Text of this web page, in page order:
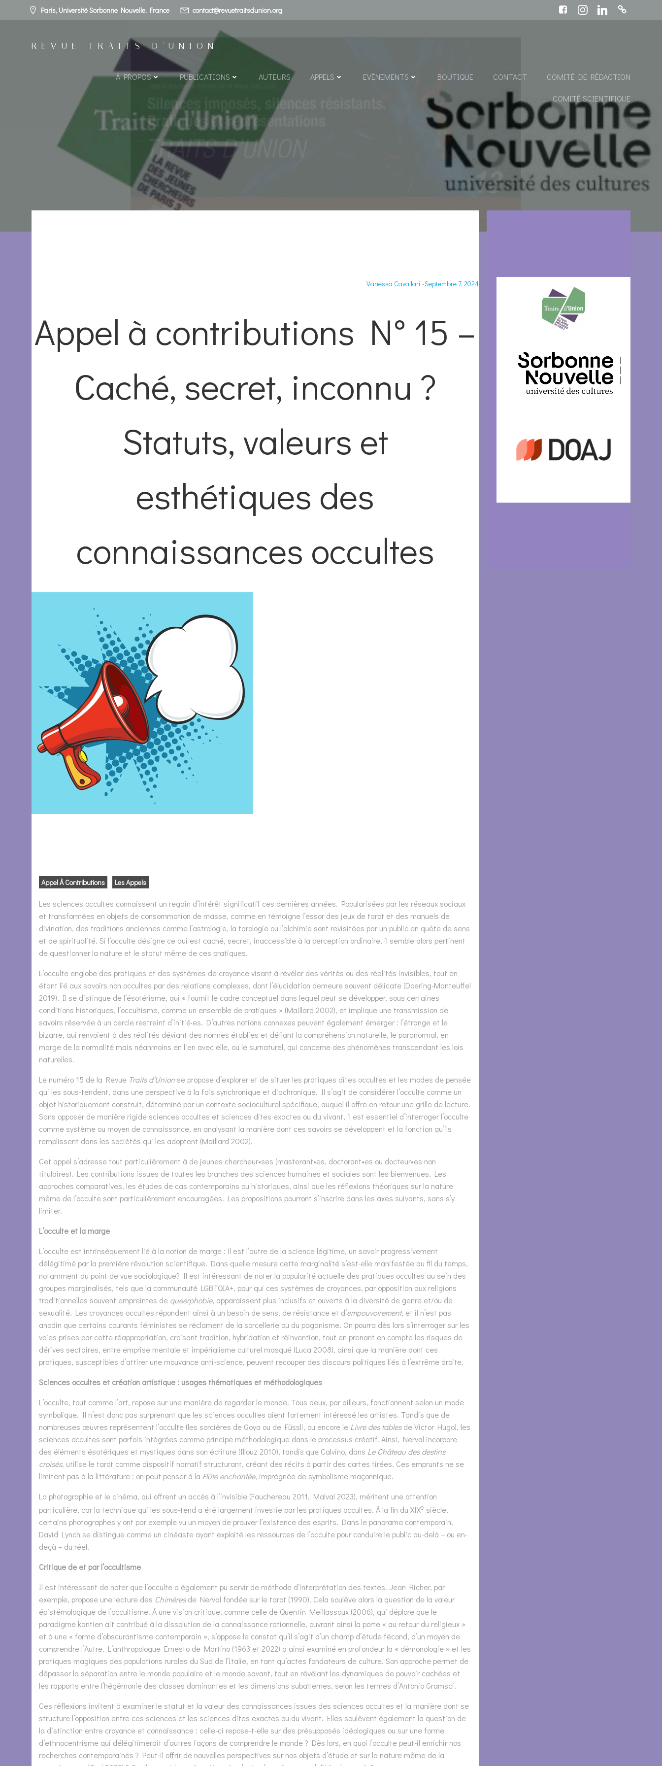
Paris, Université Sorbonne Nouvelle, France contact@revuetraitsdunion.org
REVUE TRAITS D'UNION
À PROPOS PUBLICATIONS AUTEURS APPELS EVÉNEMENTS BOUTIQUE CONTACT COMITÉ DE RÉDACTION
COMITÉ SCIENTIFIQUE
Vanessa Cavallari -Septembre 7, 2024
Appel à contributions N° 15 –
Caché, secret, inconnu ?
Statuts, valeurs et
esthétiques des
connaissances occultes
Appel À Contributions Les Appels
Les sciences occultes connaissent un regain d’intérêt significatif ces dernières années. Popularisées par les réseaux sociaux
et transformées en objets de consommation de masse, comme en témoigne l’essor des jeux de tarot et des manuels de
divination, des traditions anciennes comme l’astrologie, la tarologie ou l’alchimie sont revisitées par un public en quête de sens
et de spiritualité. Si l’occulte désigne ce qui est caché, secret, inaccessible à la perception ordinaire, il semble alors pertinent
de questionner la nature et le statut même de ces pratiques.
L’occulte englobe des pratiques et des systèmes de croyance visant à révéler des vérités ou des réalités invisibles, tout en
étant lié aux savoirs non occultes par des relations complexes, dont l’élucidation demeure souvent délicate (Doering-Manteuffel
2019). Il se distingue de l’ésotérisme, qui « fournit le cadre conceptuel dans lequel peut se développer, sous certaines
conditions historiques, l’occultisme, comme un ensemble de pratiques » (Maillard 2002), et implique une transmission de
savoirs réservée à un cercle restreint d’initié·es. D’autres notions connexes peuvent également émerger : l’étrange et le
bizarre, qui renvoient à des réalités déviant des normes établies et défiant la compréhension naturelle, le paranormal, en
marge de la normalité mais néanmoins en lien avec elle, ou le surnaturel, qui concerne des phénomènes transcendant les lois
naturelles.
Le numéro 15 de la Revue Traits d’Unionse propose d’explorer et de situer les pratiques dites occultes et les modes de pensée
qui les sous-tendent, dans une perspective à la fois synchronique et diachronique. Il s’agit de considérer l’occulte comme un
objet historiquement construit, déterminé par un contexte socioculturel spécifique, auquel il offre en retour une grille de lecture.
Sans opposer de manière rigide sciences occultes et sciences dites exactes ou du vivant, il est essentiel d’interroger l’occulte
comme système ou moyen de connaissance, en analysant la manière dont ces savoirs se développent et la fonction qu’ils
remplissent dans les sociétés qui les adoptent (Maillard 2002).
Cet appel s’adresse tout particulièrement à de jeunes chercheur•ses (masterant•es, doctorant•es ou docteur•es non
titulaires). Les contributions issues de toutes les branches des sciences humaines et sociales sont les bienvenues. Les
approches comparatives, les études de cas contemporains ou historiques, ainsi que les réflexions théoriques sur la nature
même de l’occulte sont particulièrement encouragées. Les propositions pourront s’inscrire dans les axes suivants, sans s’y
limiter.
L’occulte et la marge
L’occulte est intrinsèquement lié à la notion de marge : il est l’autre de la science légitime, un savoir progressivement
délégitimé par la première révolution scientifique. Dans quelle mesure cette marginalité s’est-elle manifestée au fil du temps,
notamment du point de vue sociologique? Il est intéressant de noter la popularité actuelle des pratiques occultes au sein des
groupes marginalisés, tels que la communauté LGBTQIA+, pour qui ces systèmes de croyances, par opposition aux religions
traditionnelles souvent empreintes de queerphobie, apparaissent plus inclusifs et ouverts à la diversité de genre et/ou de
sexualité. Les croyances occultes répondent ainsi à un besoin de sens, de résistance et d’empouvoirement, et il n’est pas
anodin que certains courants féministes se réclament de la sorcellerie ou du paganisme. On pourra dès lors s’interroger sur les
voies prises par cette réappropriation, croisant tradition, hybridation et réinvention, tout en prenant en compte les risques de
dérives sectaires, entre emprise mentale et impérialisme culturel masqué (Luca 2008), ainsi que la manière dont ces
pratiques, susceptibles d’attirer une mouvance anti-science, peuvent recouper des discours politiques liés à l’extrême droite.
Sciences occultes et création artistique : usages thématiques et méthodologiques
L’occulte, tout comme l’art, repose sur une manière de regarder le monde. Tous deux, par ailleurs, fonctionnent selon un mode
symbolique. Il n’est donc pas surprenant que les sciences occultes aient fortement intéressé les artistes. Tandis que de
nombreuses œuvres représentent l’occulte (les sorcières de Goya ou de Füssli, ou encore le Livre des tablesde Victor Hugo), les
sciences occultes sont parfois intégrées comme principe méthodologique dans le processus créatif. Ainsi, Nerval incorpore
des éléments ésotériques et mystiques dans son écriture (Illouz 2010), tandis que Calvino, dans Le Château des destins
croisés, utilise le tarot comme dispositif narratif structurant, créant des récits à partir des cartes tirées. Ces emprunts ne se
limitent pas à la littérature : on peut penser à la Flûte enchantée, imprégnée de symbolisme maçonnique.
La photographie et le cinéma, qui offrent un accès à l’invisible (Fauchereau 2011, Malval 2023), méritent une attention
particulière, car la technique qui les sous-tend a été largement investie par les pratiques occultes. À la fin du XIXe siècle,
certains photographes y ont par exemple vu un moyen de prouver l’existence des esprits. Dans le panorama contemporain,
David Lynch se distingue comme un cinéaste ayant exploité les ressources de l’occulte pour conduire le public au-delà – ou en-
deçà – du réel.
Critique de et par l’occultisme
Il est intéressant de noter que l’occulte a également pu servir de méthode d’interprétation des textes. Jean Richer, par
exemple, propose une lecture des Chimèresde Nerval fondée sur le tarot (1990). Cela soulève alors la question de la valeur
épistémologique de l’occultisme. À une vision critique, comme celle de Quentin Meillassoux (2006), qui déplore que le
paradigme kantien ait contribué à la dissolution de la connaissance rationnelle, ouvrant ainsi la porte « au retour du religieux »
et à une « forme d’obscurantisme contemporain », s’oppose le constat qu’il s’agit d’un champ d’étude fécond, d’un moyen de
comprendre l’Autre. L’anthropologue Ernesto de Martino (1963 et 2022) a ainsi examiné en profondeur la « démonologie » et les
pratiques magiques des populations rurales du Sud de l’Italie, en tant qu’actes fondateurs de culture. Son approche permet de
dépasser la séparation entre le monde populaire et le monde savant, tout en révélant les dynamiques de pouvoir cachées et
les rapports entre l’hégémonie des classes dominantes et les dimensions subalternes, selon les termes d’Antonio Gramsci.
Ces réflexions invitent à examiner le statut et la valeur des connaissances issues des sciences occultes et la manière dont se
structure l’opposition entre ces sciences et les sciences dites exactes ou du vivant. Elles soulèvent également la question de
la distinction entre croyance et connaissance : celle-ci repose-t-elle sur des présupposés idéologiques ou sur une forme
d’ethnocentrisme qui délégitimerait d’autres façons de comprendre le monde ? Dès lors, en quoi l’occulte peut-il enrichir nos
recherches contemporaines ? Peut-il offrir de nouvelles perspectives sur nos objets d’étude et sur la nature même de la